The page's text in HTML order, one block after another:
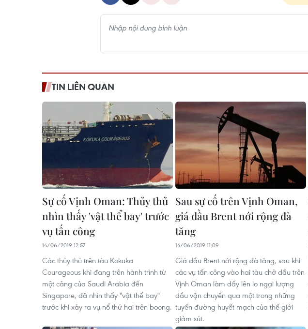
TIN LIÊN QUAN
Sự cố Vịnh Oman: Thủy thủ
nhìn thấy 'vật thể bay' trước
vụ tấn công
14/06/2019 12:57
Các thủy thủ trên tàu Kokuka
Courageous khi đang trên hành trình từ
một cảng của Saudi Arabia đến
Singapore, đã nhìn thấy "vật thể bay"
trước khi xảy ra vụ nổ thứ hai trên boong.
Sau sự cố trên Vịnh Oman,
giá dầu Brent nới rộng đà
tăng
14/06/2019 11:09
Giá dầu Brent nới rộng đà tăng, sau khi
các vụ tấn công vào hai tàu chở dầu trên
Vịnh Oman làm dấy lên lo ngại lượng
dầu vận chuyển qua một trong những
tuyến đường huyết mạch của thế giới
giảm sút.